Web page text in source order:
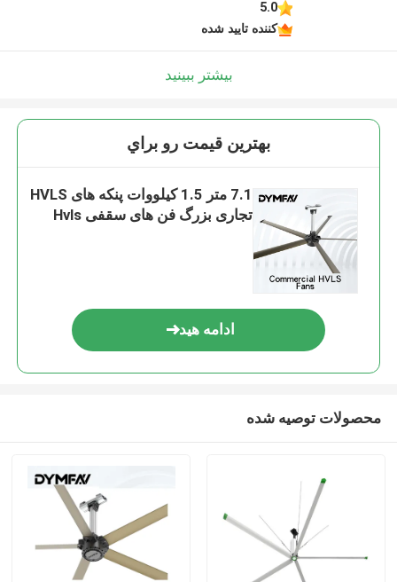
5.0
کننده تایید شده
بیشتر ببینید
بهترين قيمت رو براي
7.1 متر 1.5 کیلووات پنکه های HVLS
تجاری بزرگ فن های سقفی Hvls
ادامه هید
محصولات توصیه شده